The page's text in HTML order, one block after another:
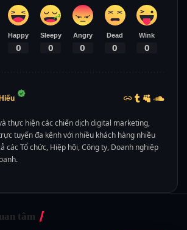
Happy
0
Sleepy
0
Angry
0
Dead
0
Wink
0
thực hiện các chiến dịch digital marketing,
tuyến đa kênh với nhiều khách hàng nhiều
các Tổ chức, Hiệp hội, Công ty, Doanh nghiệp
tâm